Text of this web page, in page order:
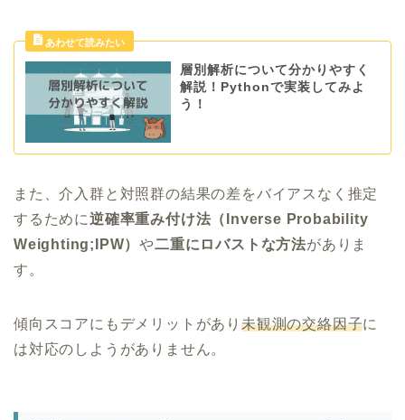
層別解析について分かりやすく
解説！Pythonで実装してみよ
う！
また、介入群と対照群の結果の差をバイアスなく推定
するために逆確率重み付け法（Inverse Probability
Weighting;IPW）や二重にロバストな方法がありま
す。
傾向スコアにもデメリットがあり未観測の交絡因子に
は対応のしようがありません。